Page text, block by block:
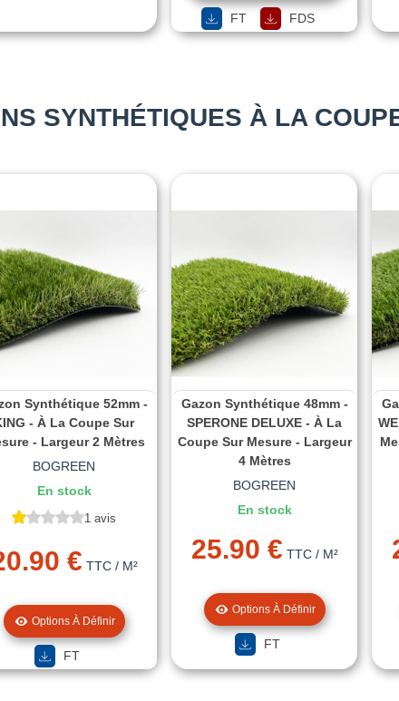
FT FDS
SYNTHÉTIQUES À LA
Synthétique 52mm -
- À La Coupe Sur
- Largeur 2 Mètres
BOGREEN
En stock
1 avis
€ TTC/ M²
Options À Définir
FT
Gazon Synthétique 48mm -
SPERONE DELUXE - À La
Coupe Sur Mesure - Largeur
4 Mètres
BOGREEN
En stock
25.90 € TTC/ M²
Options À Définir
FT